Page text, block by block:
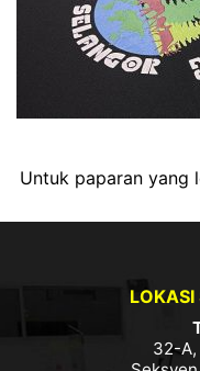
Untuk paparan yang
32-A,